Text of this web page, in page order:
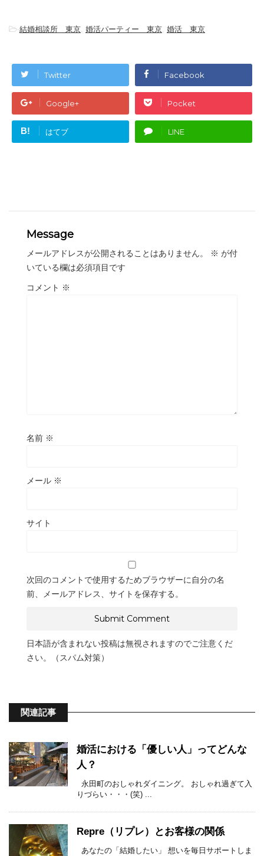
-結婚相談所 東京 婚活パーティー 東京 婚活 東京
Twitter Facebook
Google+ Pocket
B! はてブ LINE
Message
メールアドレスが公開されることはありません。 ※ が付
いている欄は必須項目です
コメント ※
名前 ※
メール ※
サイト
次回のコメントで使用するためブラウザーに自分の名
前、メールアドレス、サイトを保存する。
日本語が含まれない投稿は無視されますのでご注意くだ
さい。（スパム対策）
関連記事
婚活における「優しい人」ってどんな
人？
永田町のおしゃれダイニング。 おしゃれ過ぎて入
りづらい・・・(笑) ...
Repre（リプレ）とお客様の関係
あなたの「結婚したい」 想いを毎日サポートしま